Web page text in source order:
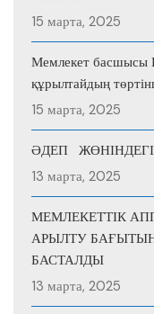
15 марта, 2025
Мемлекет басшысы
құрылтайдың
15 марта, 2025
ӘДЕП ЖӨНІНДЕГІ
13 марта, 2025
МЕМЛЕКЕТТІК
АРЫЛТУ
БАСТАЛДЫ
13 марта, 2025